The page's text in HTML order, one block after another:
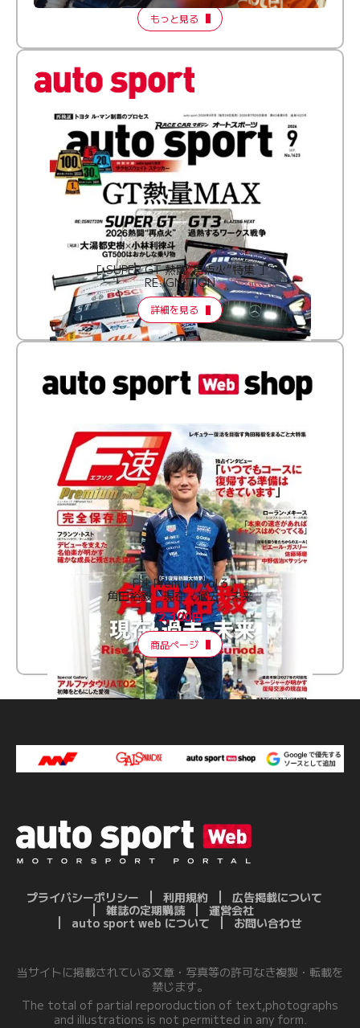
もっと見る
［ SUPER GT 熱闘“再点火”特集 ］
RE:IGNITION
詳細を見る
F速 Premium Vol.3
角田裕毅 現在・過去・未来
2,100円
商品ページ
プライバシーポリシー 利用規約
広告掲載について
雑誌の定期購読
運営会社
auto sport web について
お問い合わせ
当サイトに掲載されている文章・写真等の許可なき複製・転載を
禁じます。
The total of partial reporoduction of text,photographs
and illustrations is not permitted in any form.